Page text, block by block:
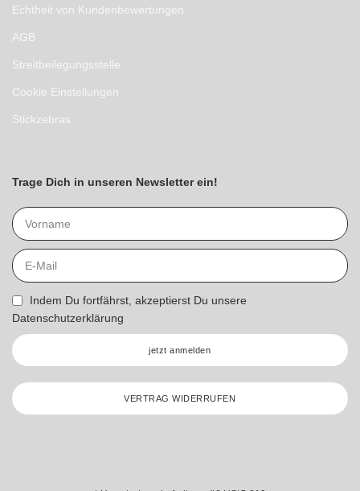
Echtheit von Kundenbewertungen
AGB
Streitbeilegungsstelle
Cookie Einstellungen
Stickzebras
Trage Dich in unseren Newsletter ein!
Indem Du fortfährst, akzeptierst Du unsere
Datenschutzerklärung
jetzt anmelden
VERTRAG WIDERRUFEN